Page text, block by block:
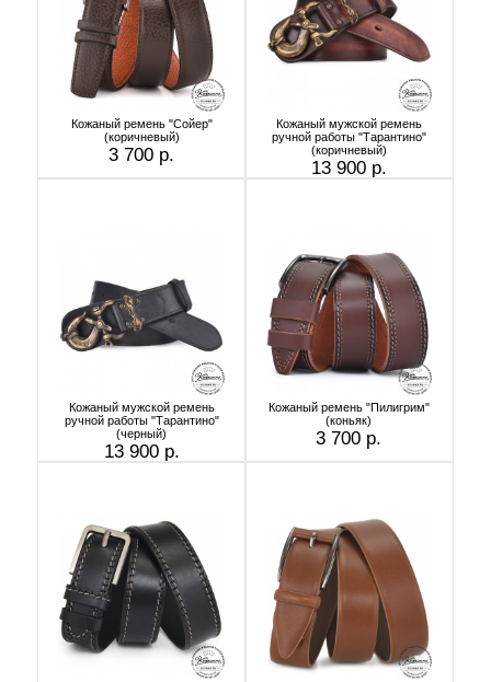
Кожаный ремень "Сойер"
(коричневый)
3 700 р.
Кожаный мужской ремень
ручной работы "Тарантино"
(коричневый)
13 900 р.
Кожаный мужской ремень
ручной работы "Тарантино"
(черный)
13 900 р.
Кожаный ремень "Пилигрим"
(коньяк)
3 700 р.